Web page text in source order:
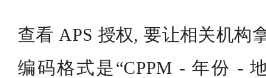
查看 APS 授权, 要让相关机构
编码格式是“CPPM - 年份 -